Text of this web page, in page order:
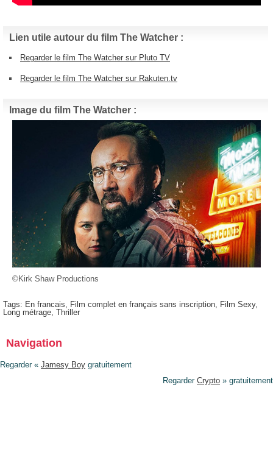
Lien utile autour du film The Watcher :
Regarder le film The Watcher sur Pluto TV
Regarder le film The Watcher sur Rakuten.tv
Image du film The Watcher :
©Kirk Shaw Productions
Tags: En francais, Film complet en français sans inscription, Film Sexy,
Long métrage, Thriller
Navigation
Regarder « Jamesy Boy gratuitement
Regarder Crypto » gratuitement